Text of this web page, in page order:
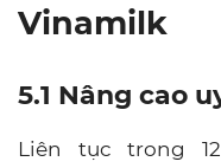
Vinamilk
5.1 Nâng cao
Liên tục trong